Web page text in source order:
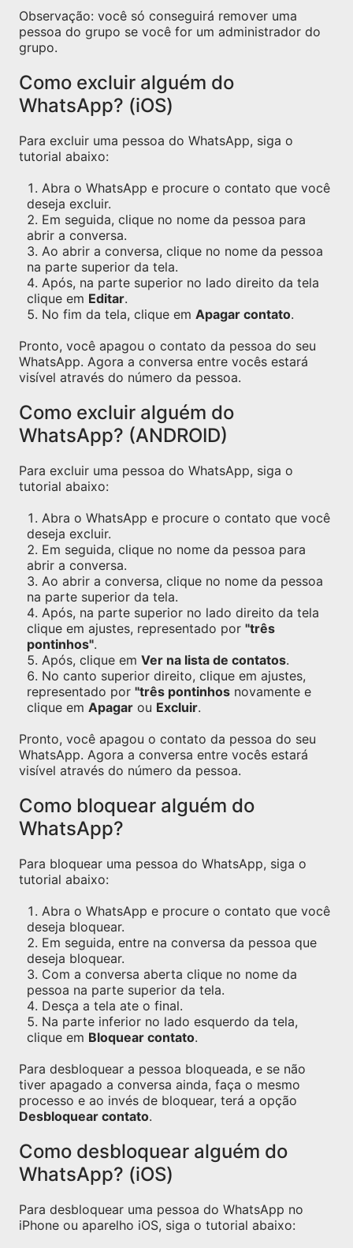
Observação: você só conseguirá remover uma
pessoa do grupo se você for um administrador do
grupo.
Como excluir alguém do
WhatsApp? (iOS)
Para excluir uma pessoa do WhatsApp, siga o
tutorial abaixo:
Abra o WhatsApp e procure o contato que você
deseja excluir.
Em seguida, clique no nome da pessoa para
abrir a conversa.
Ao abrir a conversa, clique no nome da pessoa
na parte superior da tela.
Após, na parte superior no lado direito da tela
clique em Editar.
No fim da tela, clique em Apagar contato.
Pronto, você apagou o contato da pessoa do seu
WhatsApp. Agora a conversa entre vocês estará
visível através do número da pessoa.
Como excluir alguém do
WhatsApp? (ANDROID)
Para excluir uma pessoa do WhatsApp, siga o
tutorial abaixo:
Abra o WhatsApp e procure o contato que você
deseja excluir.
Em seguida, clique no nome da pessoa para
abrir a conversa.
Ao abrir a conversa, clique no nome da pessoa
na parte superior da tela.
Após, na parte superior no lado direito da tela
clique em ajustes, representado por "três
pontinhos".
Após, clique em Ver na lista de contatos.
No canto superior direito, clique em ajustes,
representado por "três pontinhos novamente e
clique em Apagar ou Excluir.
Pronto, você apagou o contato da pessoa do seu
WhatsApp. Agora a conversa entre vocês estará
visível através do número da pessoa.
Como bloquear alguém do
WhatsApp?
Para bloquear uma pessoa do WhatsApp, siga o
tutorial abaixo:
Abra o WhatsApp e procure o contato que você
deseja bloquear.
Em seguida, entre na conversa da pessoa que
deseja bloquear.
Com a conversa aberta clique no nome da
pessoa na parte superior da tela.
Desça a tela ate o final.
Na parte inferior no lado esquerdo da tela,
clique em Bloquear contato.
Para desbloquear a pessoa bloqueada, e se não
tiver apagado a conversa ainda, faça o mesmo
processo e ao invés de bloquear, terá a opção
Desbloquear contato.
Como desbloquear alguém do
WhatsApp? (iOS)
Para desbloquear uma pessoa do WhatsApp no
iPhone ou aparelho iOS, siga o tutorial abaixo: